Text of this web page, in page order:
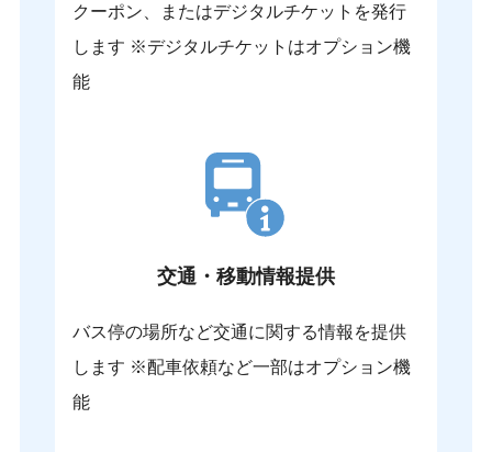
クーポン、またはデジタルチケットを発行
します ※デジタルチケットはオプション機
能
交通・移動情報提供
バス停の場所など交通に関する情報を提供
します ※配車依頼など一部はオプション機
能